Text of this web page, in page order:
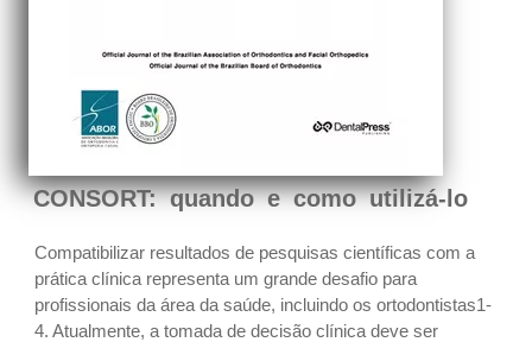
CONSORT: quando e como utilizá-lo
Compatibilizar resultados de pesquisas científicas com a
prática clínica representa um grande desafio para
profissionais da área da saúde, incluindo os ortodontistas1-
4. Atualmente, a tomada de decisão clínica deve ser